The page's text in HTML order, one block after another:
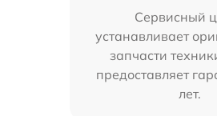
Сервисный
устанавливает
запчасти
предоставляет
лет.